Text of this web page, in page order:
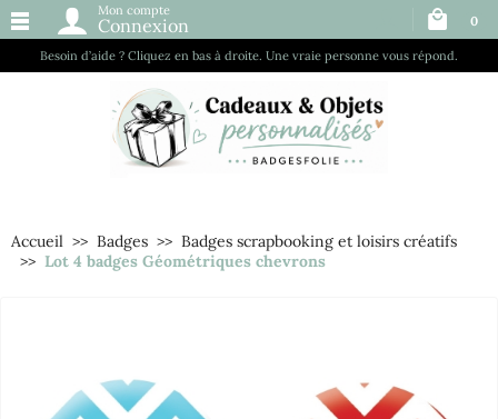
Besoin d’aide ? Cliquez en bas à droite. Une vraie personne vous répond.
Mon compte
Connexion 0
Accueil Badges
Badges scrapbooking et loisirs créatifs
Lot 4 badges Géométriques chevrons